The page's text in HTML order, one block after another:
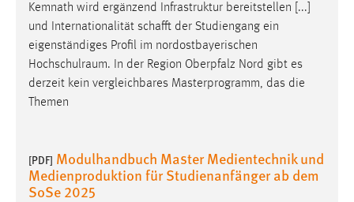
Kemnath wird ergänzend Infrastruktur bereitstellen [...]
und Internationalität schafft der Studiengang ein
eigenständiges Profil im nordostbayerischen
Hochschulraum. In der Region Oberpfalz Nord gibt es
derzeit kein vergleichbares Masterprogramm, das die
Themen
[PDF] Modulhandbuch Master Medientechnik und
Medienproduktion für Studienanfänger ab dem
SoSe 2025